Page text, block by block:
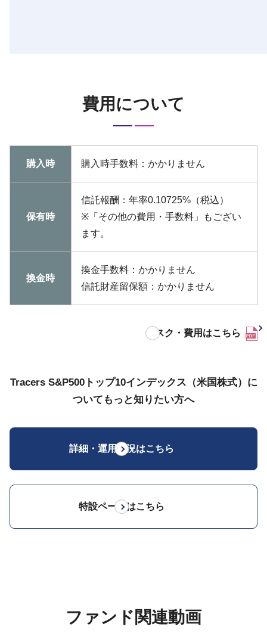
費用について
購入時 購入時手数料：かかりません
保有時
信託報酬：年率0.10725%（税込）
※「その他の費用・手数料」もござい
ます。
換金時
換金手数料：かかりません
信託財産留保額：かかりません
リスク・費用はこちら
Tracers S&P500トップ10インデックス（米国株式）に
ついてもっと知りたい方へ
詳細・運用状況はこちら
特設ページはこちら
ファンド関連動画